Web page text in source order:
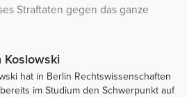
Straftaten gegen das ganze
Koslowski
hat in Berlin Rechtswissenschaften
im Studium den Schwerpunkt auf